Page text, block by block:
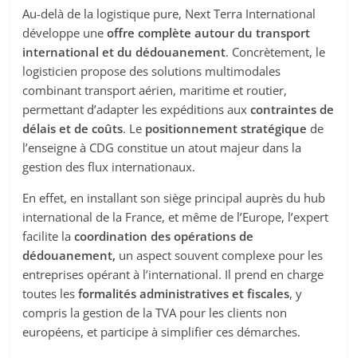
Au-delà de la logistique pure, Next Terra International
développe uneoffre complète autour du transport
international et du dédouanement. Concrètement, le
logisticien propose des solutions multimodales
combinant transport aérien, maritime et routier,
permettant d’adapter les expéditions auxcontraintes de
délais et de coûts. Le positionnement stratégique de
l’enseigne à CDG constitue un atout majeur dans la
gestion des flux internationaux.
En effet, en installant son siège principal auprès du hub
international de la France, et même de l’Europe, l’expert
facilite lacoordination des opérations de
dédouanement, un aspect souvent complexe pour les
entreprises opérant à l’international. Il prend en charge
toutes lesformalités administratives et fiscales, y
compris la gestion de la TVA pour les clients non
européens, et participe à simplifier ces démarches.